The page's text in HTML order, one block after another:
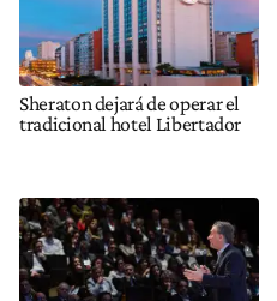
Sheraton dejará de operar el
tradicional hotel Libertador